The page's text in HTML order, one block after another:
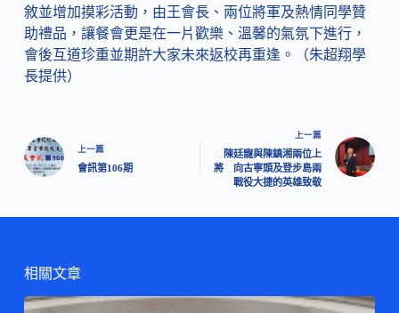
敘並增加摸彩活動，由王會長、兩位將軍及熱情同學贊
助禮品，讓餐會更是在一片歡樂、溫馨的氣氛下進行，
會後互道珍重並期許大家未來返校再重逢。（朱超翔學
長提供）
上一篇
會訊第106期
上一篇
陳廷寵與陳鎮湘兩位上
將 向古寧頭及登步島兩
戰役大捷的英雄致敬
相關文章